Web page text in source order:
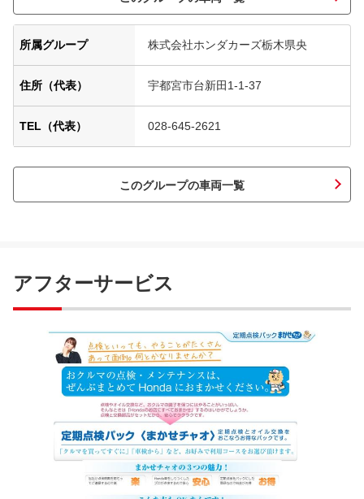
所属グループ 株式会社ホンダカーズ栃木県央
住所（代表） 宇都宮市台新田1-1-37
TEL（代表） 028-645-2621
このグループの車両一覧
アフターサービス